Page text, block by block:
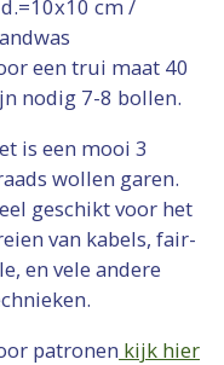
cm /
een trui maat 40
nodig 7-8 bollen.
is een mooi 3
wollen garen.
geschikt voor het
van kabels, fair-
en vele andere
patronen kijk hier